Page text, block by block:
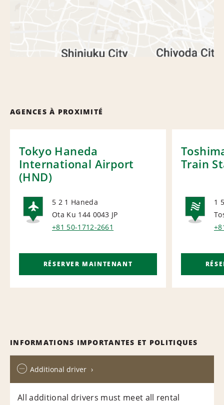
AGENCES À PROXIMITÉ
Tokyo Haneda
International Airport
(HND)
AIRPORT
5 2 1 Haneda
Ota Ku 144 0043 JP
+81 50-1712-2661
RÉSERVER MAINTENANT
Train
1
INFORMATIONS IMPORTANTES ET POLITIQUES
Additional driver
All additional drivers must meet all rental